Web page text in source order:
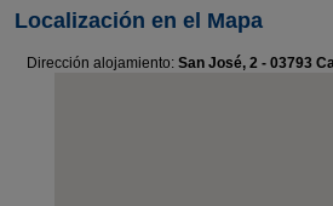
Localización en el Mapa
Dirección alojamiento: San José, 2 - 03793